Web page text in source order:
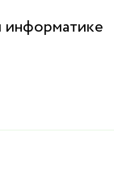
информатике